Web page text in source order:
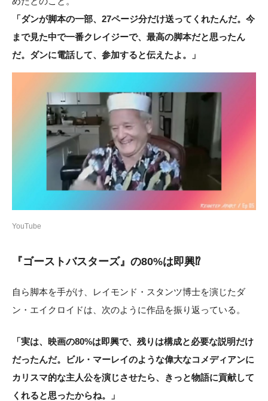
「ダンが脚本の一部、27ページ分だけ送ってくれたんだ。今
まで見た中で一番クレイジーで、最高の脚本だと思ったん
だ。ダンに電話して、参加すると伝えたよ。」
YouTube
『ゴーストバスターズ』の80%は即興⁉︎
自ら脚本を手がけ、レイモンド・スタンツ博士を演じたダ
ン・エイクロイドは、次のように作品を振り返っている。
「実は、映画の80%は即興で、残りは構成と必要な説明だけ
だったんだ。ビル・マーレイのような偉大なコメディアンに
カリスマ的な主人公を演じさせたら、きっと物語に貢献して
くれると思ったからね。」